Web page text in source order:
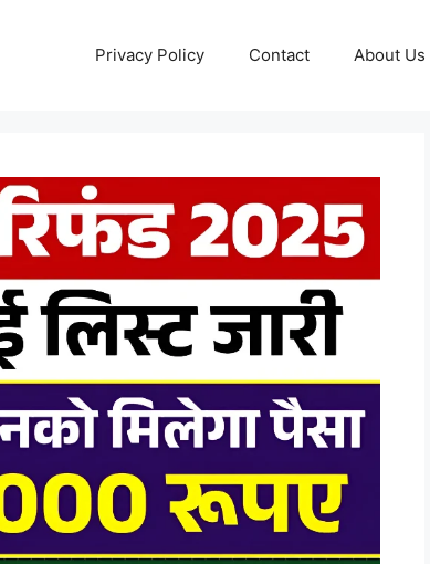
Privacy Policy Contact About Us